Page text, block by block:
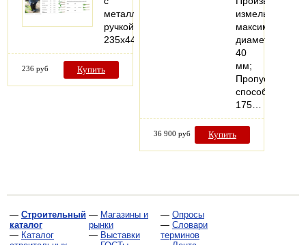
металлической
ручкой,
235x44x385мм
236 руб Купить
измельчения
максимальный
диаметр
40
мм;
Пропускная
способность
175…
36 900 руб Купить
— Строительный
каталог
— Каталог
— Магазины и
рынки
— Выставки
— Опросы
— Словари
терминов